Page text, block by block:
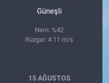
Güneşli
Nem: %42
Rüzgar: 4.11 m/s
15 AĞUSTOS